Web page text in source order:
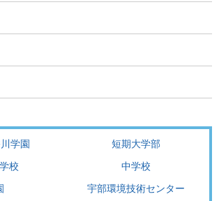
学園
短期大学部
校
中学校
宇部環境技術センター